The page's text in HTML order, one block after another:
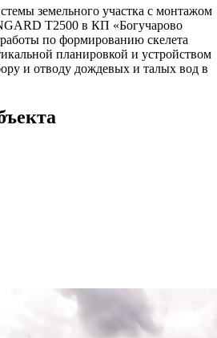
земельного участка с монтажом
Т2500 в КП «Богучарово
по формированию скелета
планировкой и устройством
и отводу дождевых и талых вод в